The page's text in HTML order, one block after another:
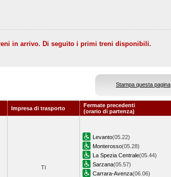
in arrivo. Di seguito i primi treni disponibili.
Stampa questa pagina
Impresa di trasporto
Fermate precedenti
(orario di partenza)
TI
Levanto(05.22)
Monterosso(05.28)
La Spezia Centrale(05.44)
Sarzana(05.57)
Carrara-Avenza(06.06)